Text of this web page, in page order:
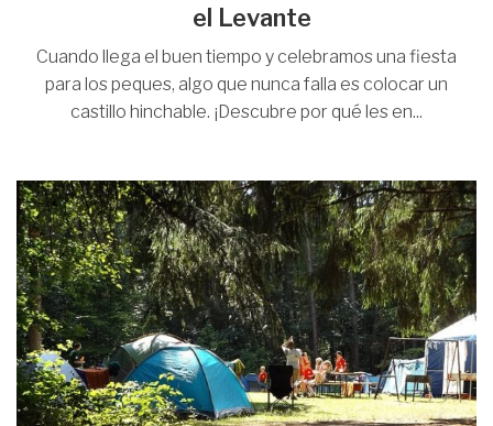
el Levante
Cuando llega el buen tiempo y celebramos una fiesta
para los peques, algo que nunca falla es colocar un
castillo hinchable. ¡Descubre por qué les en...